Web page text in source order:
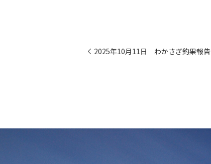
2025年10月11日 わかさぎ釣果報告